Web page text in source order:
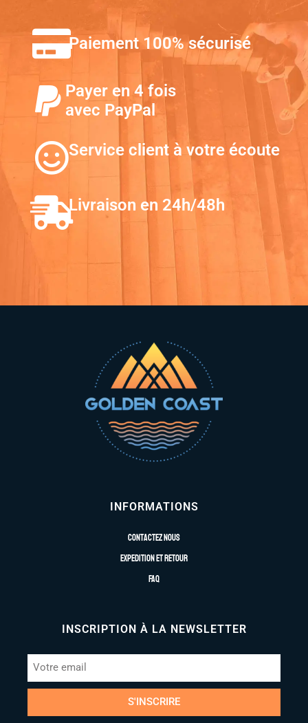
Paiement 100% sécurisé
Payer en 4 fois
avec PayPal
Service client à votre écoute
Livraison en 24h/48h
INFORMATIONS
Contactez nous
Expedition et retour
FAQ
INSCRIPTION À LA NEWSLETTER
S'INSCRIRE